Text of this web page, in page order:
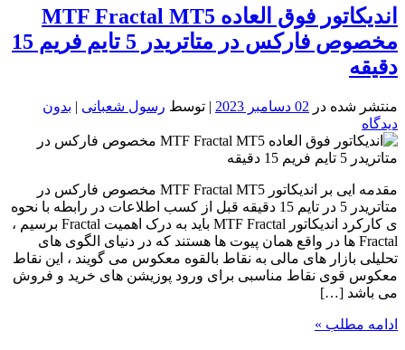
اندیکاتور فوق العاده MTF Fractal MT5
مخصوص فارکس در متاتریدر 5 تایم فریم 15
دقیقه
منتشر شده در 02 دسامبر 2023 | توسط رسول شعبانی | بدون
دیدگاه
مقدمه ایی بر اندیکاتور MTF Fractal MT5 مخصوص فارکس در
متاتریدر 5 در تایم 15 دقیقه قبل از کسب اطلاعات در رابطه با نحوه
ی کارکرد اندیکاتور MTF Fractal باید به درک اهمیت Fractal برسیم ،
Fractal ها در واقع همان پیوت ها هستند که در دنیای الگوی های
تحلیلی بازار های مالی به نقاط بالقوه معکوس می گویند ، این نقاط
معکوس قوی نقاط مناسبی برای ورود پوزیشن های خرید و فروش
می باشد […]
ادامه مطلب »